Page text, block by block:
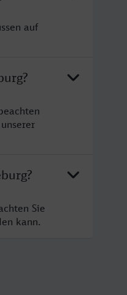
auf
Sie
kann.